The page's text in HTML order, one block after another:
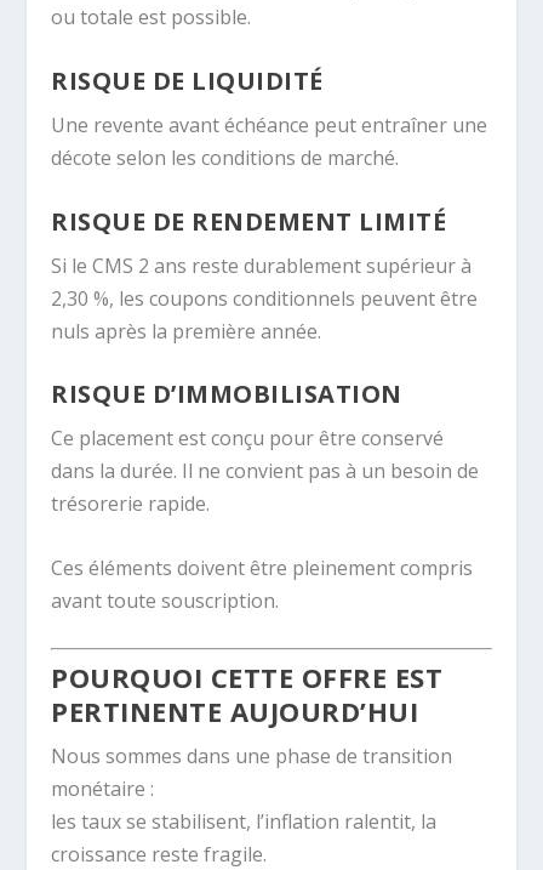
ou totale est possible.
RISQUE DE LIQUIDITÉ
Une revente avant échéance peut entraîner une
décote selon les conditions de marché.
RISQUE DE RENDEMENT LIMITÉ
Si le CMS 2 ans reste durablement supérieur à
2,30 %, les coupons conditionnels peuvent être
nuls après la première année.
RISQUE D’IMMOBILISATION
Ce placement est conçu pour être conservé
dans la durée. Il ne convient pas à un besoin de
trésorerie rapide.
Ces éléments doivent être pleinement compris
avant toute souscription.
POURQUOI CETTE OFFRE EST
PERTINENTE AUJOURD’HUI
Nous sommes dans une phase de transition
monétaire :
les taux se stabilisent, l’inflation ralentit, la
croissance reste fragile.